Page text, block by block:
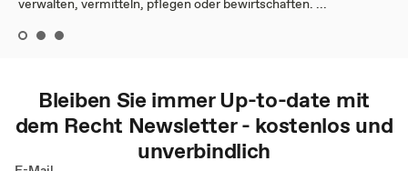
Bleiben Sie immer Up-to-date mit
dem Recht Newsletter - kostenlos und
unverbindlich